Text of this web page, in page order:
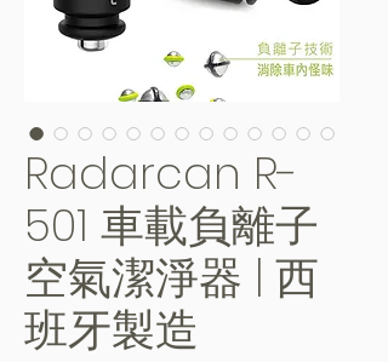
Radarcan R-
501 車載負離子
空氣潔淨器 | 西
班牙製造